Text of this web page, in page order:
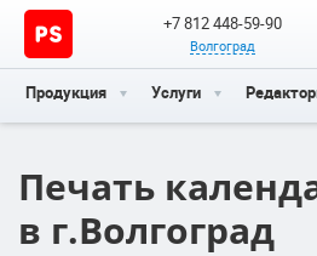
+7 812 448-59-90
Волгоград
Продукция Услуги
Печать
в г.Волгоград